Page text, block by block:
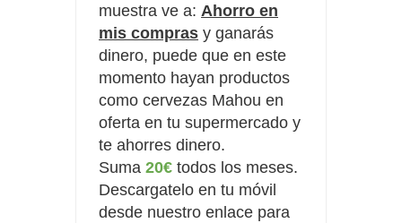
muestra ve a: Ahorro en
mis compras y ganarás
dinero, puede que en este
momento hayan productos
como cervezas Mahou en
oferta en tu supermercado y
te ahorres dinero.
Suma 20€ todos los meses.
Descargatelo en tu móvil
desde nuestro enlace para